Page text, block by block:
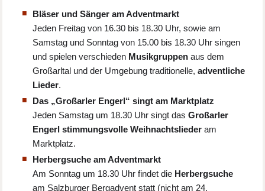
Bläser und Sänger am Adventmarkt
Jeden Freitag von 16.30 bis 18.30 Uhr, sowie am
Samstag und Sonntag von 15.00 bis 18.30 Uhr singen
und spielen verschieden Musikgruppen aus dem
Großarltal und der Umgebung traditionelle,adventliche
Lieder.
Das „Großarler Engerl“ singt am Marktplatz
Jeden Samstag um 18.30 Uhr singt dasGroßarler
Engerl stimmungsvolle Weihnachtslieder am
Marktplatz.
Herbergsuche am Adventmarkt
Am Sonntag um 18.30 Uhr findet die Herbergsuche
am Salzburger Bergadvent statt (nicht am 24.